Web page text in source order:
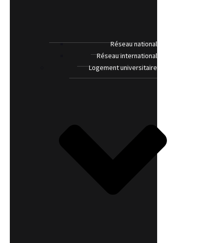
Réseau national
Réseau international
Logement universitaire